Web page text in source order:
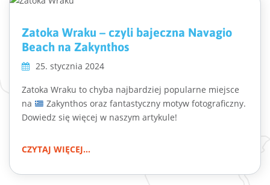
Zatoka Wraku – czyli bajeczna Navagio
Beach na Zakynthos
25. stycznia 2024
Zatoka Wraku to chyba najbardziej popularne miejsce
na
Zakynthos oraz fantastyczny motyw fotograficzny.
Dowiedz się więcej w naszym artykule!
CZYTAJ WIĘCEJ...